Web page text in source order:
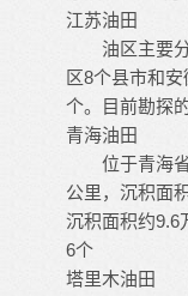
江苏油田
油区主要分
区8个县市和
个。目前勘探
青海油田
位于青海省
公里，沉积面
沉积面积约9.6
6个
塔里木油田